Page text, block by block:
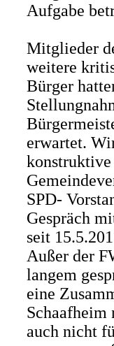
Aufgabe
Mitglieder
weitere
Bürger
erwartet.
konstruktive
SPD-
Gespräch
seit
Außer der
langem
eine
Schaafheim
auch nicht